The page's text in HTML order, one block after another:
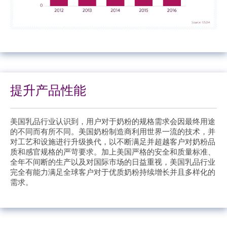
提升产品性能
美国乳品行业认识到，用户对于奶粉的规格需求会因最终用途
的不同而有所不同。美国奶粉制造商利用世界一流的技术，并
对工艺和设施进行升级换代，以不断满足并超越客户对奶粉品
质和感官规格的严苛要求。加上美国严格的安全和质量标准、
全年不间断的生产以及对国际市场的日益重视，美国乳品行业
完全有能力满足全球客户对于优质奶粉持续增长并且多样化的
需求。